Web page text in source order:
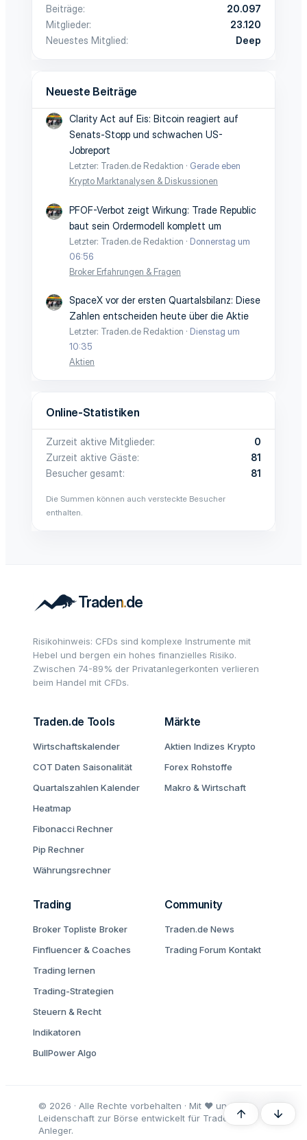
Beiträge
20.097
Mitglieder
23.120
Neuestes Mitglied
Deep
Neueste Beiträge
Clarity Act auf Eis: Bitcoin reagiert auf
Senats-Stopp und schwachen US-
Jobreport
Letzter: Traden.de Redaktion
Gerade eben
Krypto Marktanalysen & Diskussionen
PFOF-Verbot zeigt Wirkung: Trade Republic
baut sein Ordermodell komplett um
Letzter: Traden.de Redaktion
Donnerstag um
06:56
Broker Erfahrungen & Fragen
SpaceX vor der ersten Quartalsbilanz: Diese
Zahlen entscheiden heute über die Aktie
Letzter: Traden.de Redaktion
Dienstag um
10:35
Aktien
Online-Statistiken
Zurzeit aktive Mitglieder
0
Zurzeit aktive Gäste
81
Besucher gesamt
81
Die Summen können auch versteckte Besucher
enthalten.
Risikohinweis: CFDs sind komplexe Instrumente mit
Hebel und bergen ein hohes finanzielles Risiko.
Zwischen 74-89% der Privatanlegerkonten verlieren
beim Handel mit CFDs.
Traden.de Tools
Wirtschaftskalender
COT Daten Saisonalität
Quartalszahlen Kalender
Heatmap
Fibonacci Rechner
Pip Rechner
Währungsrechner
Märkte
Aktien Indizes Krypto
Forex Rohstoffe
Makro & Wirtschaft
Trading
Broker Topliste Broker
Finfluencer & Coaches
Trading lernen
Trading-Strategien
Steuern & Recht
Indikatoren
BullPower Algo
Community
Traden.de News
Trading Forum Kontakt
© 2026 · Alle Rechte vorbehalten · Mit ♥ und
Leidenschaft zur Börse entwickelt für Trader und
Anleger.
Oben Unten